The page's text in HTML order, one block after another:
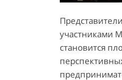
участниками
становится